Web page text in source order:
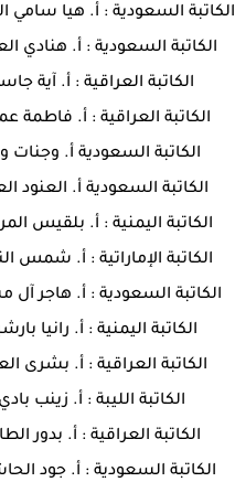
الكاتبة السعودية : أ. هيا سامي
الكاتبة السعودية : أ. هنادي
الكاتبة العراقية : أ. آية
الكاتبة العراقية : أ. فاطمة
الكاتبة السعودية أ. وجنات
الكاتبة السعودية أ. العنود
الكاتبة اليمنية : أ. بلقيس
الكاتبة الإماراتية : أ. شمس
الكاتبة السعودية : أ. هاجر
الكاتبة اليمنية : أ. رانيا
الكاتبة العراقية : أ. بشرى
الكاتبة الليبة : أ. زينب بادي
الكاتبة العراقية : أ. بدور
الكاتبة السعودية : أ. جود